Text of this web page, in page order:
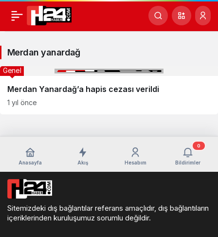
Merdan
yanardağ
Haberleri
Merdan yanardağ
Merdan Yanardağ’a hapis cezası verildi
Genel
1 yıl önce
Anasayfa Akış Hesabım Bildirimler
0
Sitemizdeki dış bağlantılar referans amaçlıdır, dış bağlantıların
içeriklerinden kuruluşumuz sorumlu değildir.